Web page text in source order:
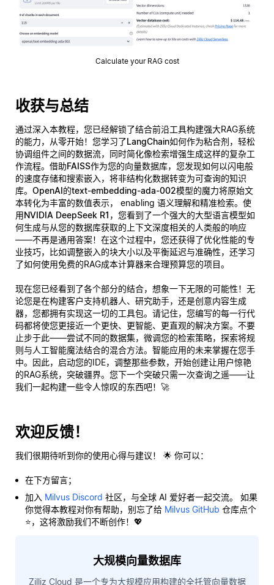
Calculate your RAG cost
收获与总结
通过深入本教程，您已经解锁了结合前沿工具构建强大RAG系统
的能力，从零开始！您学习了LangChain如何作为粘合剂，轻松
协调组件之间的数据流，同时简化像检索增强生成这样的复杂工
作流程。借助FAISS作为您的向量数据库，您发现如何以闪电般
的速度存储和搜索嵌入，将非结构化数据转变为可查询的知识
库。 OpenAI的text-embedding-ada-002模型的魔力将原始文
本转化为丰富的数值表示， enabling 语义理解和精准检索。使
用NVIDIA DeepSeek R1 ，您看到了一个强大的大型语言模型如
何生成与从您的数据库获取的上下文深度相关的人类般的响应
——不再是通用答案！在这个过程中，您还获得了优化性能的专
业技巧，比如调整嵌入的块大小以及平衡延迟与准确性，还学习
了如何使用免费的RAG成本计算器来合理预算您的项目。
现在您已经看到了各个部分的结合，想象一下无限的可能性！无
论您是在构建客户支持机器人、研究助手，还是创意内容生成
器，您都拥有实现这一切的工具包。请记住，您编写的每一行代
码都将使您更接近一个更快、更智能、更直观的解决方案。不要
止步于此——尝试不同的数据集，微调您的检索策略，探索将规
则与人工智能魔法结合的混合方法。智能应用的未来掌握在您手
中。因此，启动您的IDE，调整那些参数，开始创建让用户惊艳
的RAG系统，突破疆界。您下一个突破只需一次查询之遥——让
我们一起构建一些令人惊叹的东西吧！🚀
欢迎反馈！
我们很期待听到你的使用心得与建议！ 🌟 你可以：
在下方留言；
加入 Milvus Discord 社区，与全球 AI 爱好者一起交流。 如果
你觉得本教程对你有帮助，别忘了给 Milvus GitHub 仓库点个
⭐，这将激励我们不断创作！💖
大规模向量数据库
Zilliz Cloud 是一个专为大规模应用构建的全托管向量数据